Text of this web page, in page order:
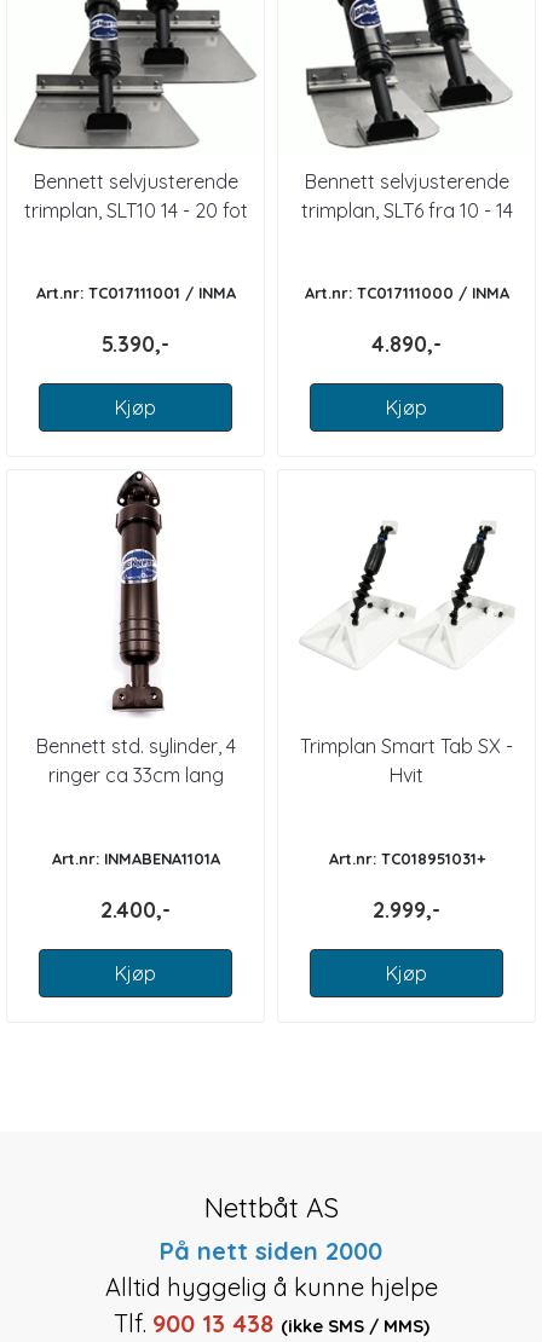
Bennett selvjusterende
trimplan, SLT10 14 - 20 fot
Art.nr: TC017111001 / INMA
5.390,-
Kjøp
Bennett selvjusterende
trimplan, SLT6 fra 10 - 14
Art.nr: TC017111000 / INMA
4.890,-
Kjøp
Bennett std. sylinder, 4
ringer ca 33cm lang
Art.nr: INMABENA1101A
2.400,-
Kjøp
Trimplan Smart Tab SX -
Hvit
Art.nr: TC018951031+
2.999,-
Kjøp
Nettbåt AS
På nett siden 2000
Alltid hyggelig å kunne hjelpe
Tlf. 900 13 438 (ikke SMS / MMS)